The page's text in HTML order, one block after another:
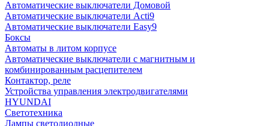
Автоматические выключатели Домовой
Автоматические выключатели Acti9
Автоматические выключатели Easy9
Боксы
Автоматы в литом корпусе
Автоматические выключатели с магнитным и
комбинированным расцепителем
Контактор, реле
Устройства управления электродвигателями
HYUNDAI
Светотехника
Лампы светодиодные